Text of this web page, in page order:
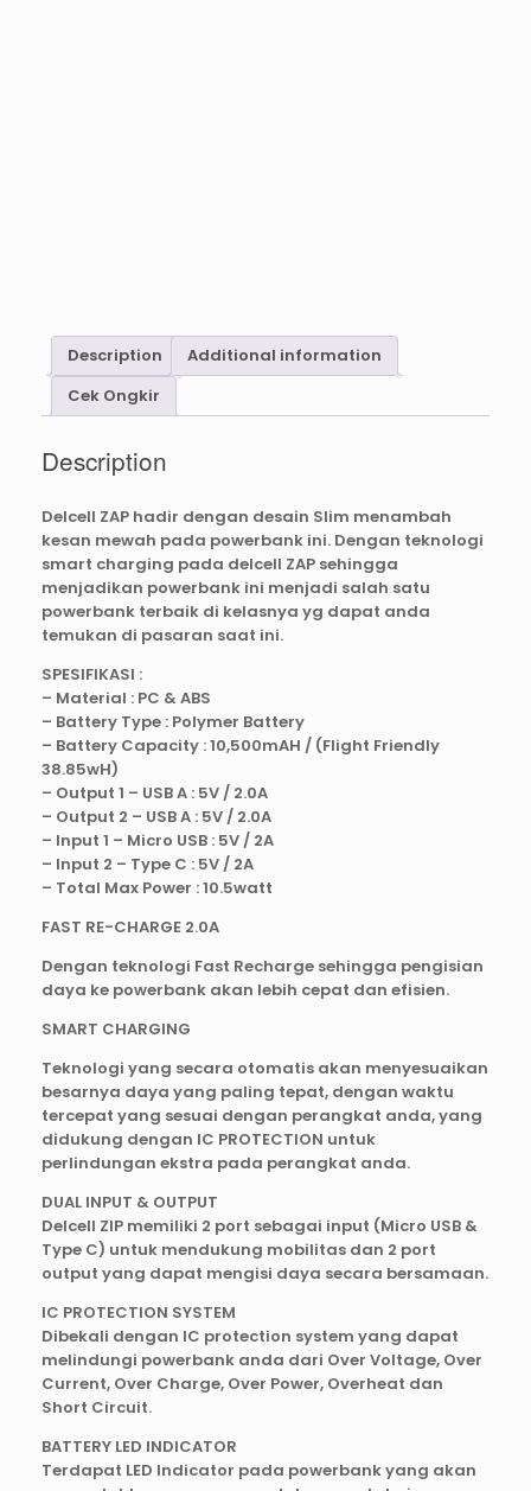
Description
Additional information
Cek Ongkir
Description
Delcell ZAP hadir dengan desain Slim menambah
kesan mewah pada powerbank ini. Dengan teknologi
smart charging pada delcell ZAP sehingga
menjadikan powerbank ini menjadi salah satu
powerbank terbaik di kelasnya yg dapat anda
temukan di pasaran saat ini.
SPESIFIKASI :
– Material : PC & ABS
– Battery Type : Polymer Battery
– Battery Capacity : 10,500mAH / (Flight Friendly
38.85wH)
– Output 1 – USB A : 5V / 2.0A
– Output 2 – USB A : 5V / 2.0A
– Input 1 – Micro USB : 5V / 2A
– Input 2 – Type C : 5V / 2A
– Total Max Power : 10.5watt
FAST RE-CHARGE 2.0A
Dengan teknologi Fast Recharge sehingga pengisian
daya ke powerbank akan lebih cepat dan efisien.
SMART CHARGING
Teknologi yang secara otomatis akan menyesuaikan
besarnya daya yang paling tepat, dengan waktu
tercepat yang sesuai dengan perangkat anda, yang
didukung dengan IC PROTECTION untuk
perlindungan ekstra pada perangkat anda.
DUAL INPUT & OUTPUT
Delcell ZIP memiliki 2 port sebagai input (Micro USB &
Type C) untuk mendukung mobilitas dan 2 port
output yang dapat mengisi daya secara bersamaan.
IC PROTECTION SYSTEM
Dibekali dengan IC protection system yang dapat
melindungi powerbank anda dari Over Voltage, Over
Current, Over Charge, Over Power, Overheat dan
Short Circuit.
BATTERY LED INDICATOR
Terdapat LED Indicator pada powerbank yang akan